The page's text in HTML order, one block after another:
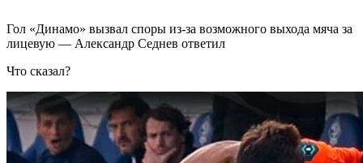
Гол «Динамо» вызвал споры из-за возможного выхода мяча за
лицевую — Александр Седнев ответил
Что сказал?